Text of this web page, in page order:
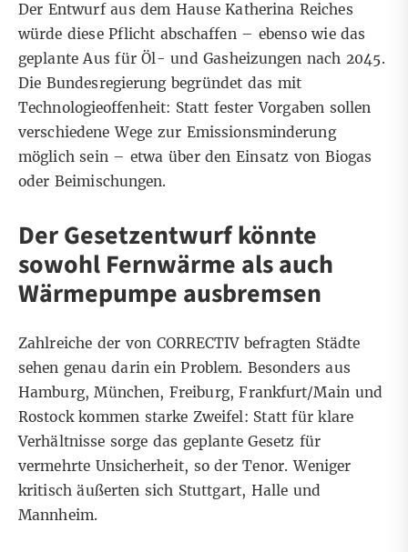
Der Entwurf aus dem Hause Katherina Reiches
würde diese Pflicht abschaffen – ebenso wie das
geplante Aus für Öl- und Gasheizungen nach 2045.
Die Bundesregierung begründet das mit
Technologieoffenheit: Statt fester Vorgaben sollen
verschiedene Wege zur Emissionsminderung
möglich sein – etwa über den Einsatz von Biogas
oder Beimischungen.
Der Gesetzentwurf könnte
sowohl Fernwärme als auch
Wärmepumpe ausbremsen
Zahlreiche der von CORRECTIV befragten Städte
sehen genau darin ein Problem. Besonders aus
Hamburg, München, Freiburg, Frankfurt/Main und
Rostock kommen starke Zweifel: Statt für klare
Verhältnisse sorge das geplante Gesetz für
vermehrte Unsicherheit, so der Tenor. Weniger
kritisch äußerten sich Stuttgart, Halle und
Mannheim.